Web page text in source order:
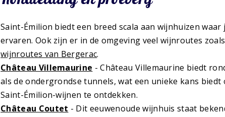
Saint-Émilion biedt een breed scala aan wijnhuizen
ervaren. Ook zijn er in de omgeving veel wijnroutes
wijnroutes van Bergerac.
Château Villemaurine - Château Villemaurine biedt
als de ondergrondse tunnels, wat een unieke kans biedt
Saint-Émilion-wijnen te ontdekken.
Château Coutet - Dit eeuwenoude wijnhuis staat